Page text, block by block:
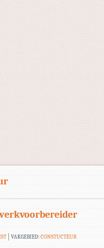
VAKGEBIED:CONSTUCTEUR